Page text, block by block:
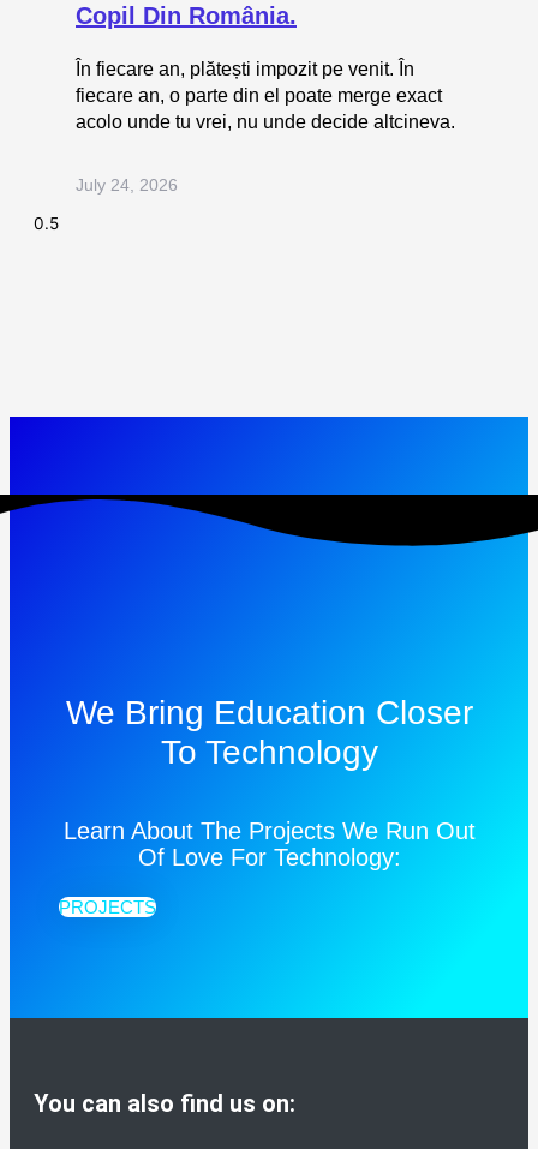
Copil Din România.
În fiecare an, plătești impozit pe venit. În
fiecare an, o parte din el poate merge exact
acolo unde tu vrei, nu unde decide altcineva.
July 24, 2026
We Bring Education Closer
To Technology
Learn About The Projects We Run Out
Of Love For Technology:
PROJECTS
You can also find us on: